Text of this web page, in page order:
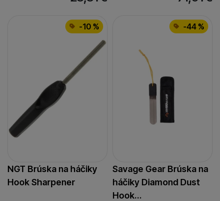
-10 %
NGT Brúska na háčiky
Hook Sharpener
-44 %
Savage Gear Brúska na
háčiky Diamond Dust
Hook…